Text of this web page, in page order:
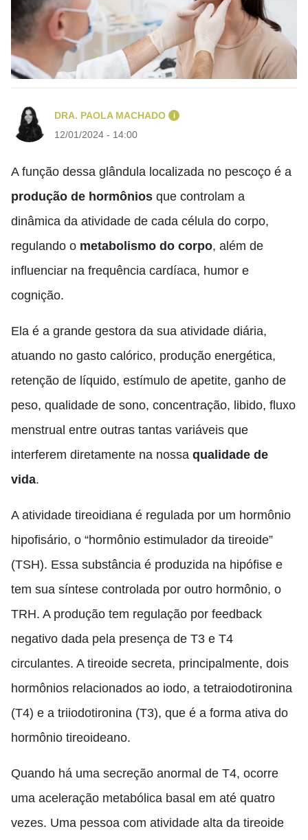
DRA. PAOLA MACHADO i
12/01/2024 - 14:00
A função dessa glândula localizada no pescoço é a
produção de hormônios que controlam a
dinâmica da atividade de cada célula do corpo,
regulando o metabolismo do corpo, além de
influenciar na frequência cardíaca, humor e
cognição.
Ela é a grande gestora da sua atividade diária,
atuando no gasto calórico, produção energética,
retenção de líquido, estímulo de apetite, ganho de
peso, qualidade de sono, concentração, libido, fluxo
menstrual entre outras tantas variáveis que
interferem diretamente na nossa qualidade de
vida.
A atividade tireoidiana é regulada por um hormônio
hipofisário, o “hormônio estimulador da tireoide”
(TSH). Essa substância é produzida na hipófise e
tem sua síntese controlada por outro hormônio, o
TRH. A produção tem regulação por feedback
negativo dada pela presença de T3 e T4
circulantes. A tireoide secreta, principalmente, dois
hormônios relacionados ao iodo, a tetraiodotironina
(T4) e a triiodotironina (T3), que é a forma ativa do
hormônio tireoideano.
Quando há uma secreção anormal de T4, ocorre
uma aceleração metabólica basal em até quatro
vezes. Uma pessoa com atividade alta da tireoide